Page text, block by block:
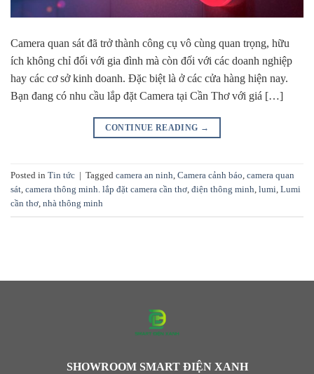
Camera quan sát đã trở thành công cụ vô cùng quan trọng, hữu
ích không chỉ đối với gia đình mà còn đối với các doanh nghiệp
hay các cơ sở kinh doanh. Đặc biệt là ở các cửa hàng hiện nay.
Bạn đang có nhu cầu lắp đặt Camera tại Cần Thơ với giá […]
CONTINUE READING →
Posted in Tin tức Tagged camera an ninh, Camera cảnh báo, camera quan
sát, camera thông minh. lắp đặt camera cần thơ, điện thông minh, lumi, Lumi
cần thơ, nhà thông minh
SHOWROOM SMART ĐIỆN XANH